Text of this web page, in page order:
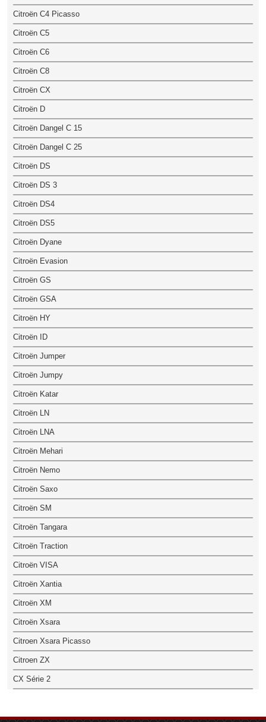
Citroën C4 Picasso
Citroën C5
Citroën C6
Citroën C8
Citroën CX
Citroën D
Citroën Dangel C 15
Citroën Dangel C 25
Citroën DS
Citroën DS 3
Citroën DS4
Citroën DS5
Citroën Dyane
Citroën Evasion
Citroën GS
Citroën GSA
Citroën HY
Citroën ID
Citroën Jumper
Citroën Jumpy
Citroën Katar
Citroën LN
Citroën LNA
Citroën Mehari
Citroën Nemo
Citroën Saxo
Citroën SM
Citroën Tangara
Citroën Traction
Citroën VISA
Citroën Xantia
Citroën XM
Citroën Xsara
Citroen Xsara Picasso
Citroen ZX
CX Série 2